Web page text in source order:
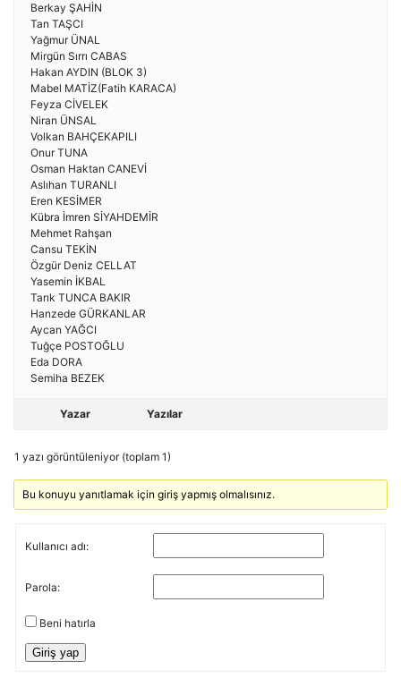
Berkay ŞAHİN
Tan TAŞCI
Yağmur ÜNAL
Mirgün Sırrı CABAS
Hakan AYDIN (BLOK 3)
Mabel MATİZ(Fatih KARACA)
Feyza CİVELEK
Niran ÜNSAL
Volkan BAHÇEKAPILI
Onur TUNA
Osman Haktan CANEVİ
Aslıhan TURANLI
Eren KESİMER
Kübra İmren SİYAHDEMİR
Mehmet Rahşan
Cansu TEKİN
Özgür Deniz CELLAT
Yasemin İKBAL
Tarık TUNCA BAKIR
Hanzede GÜRKANLAR
Aycan YAĞCI
Tuğçe POSTOĞLU
Eda DORA
Semiha BEZEK
Yazar Yazılar
1 yazı görüntüleniyor (toplam 1)
Bu konuyu yanıtlamak için giriş yapmış olmalısınız.
Kullanıcı adı:
Parola:
Beni hatırla
Giriş yap